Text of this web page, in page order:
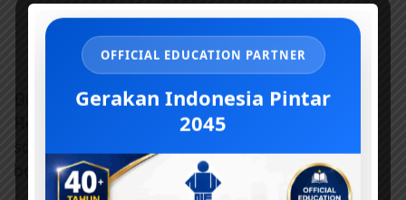
Bahkan dalam hadits, kedermawanan
shallallahu ‘alaihi wa
sallam
berhembus.
OFFICIAL EDUCATION PARTNER
Gerakan Indonesia Pintar
2045